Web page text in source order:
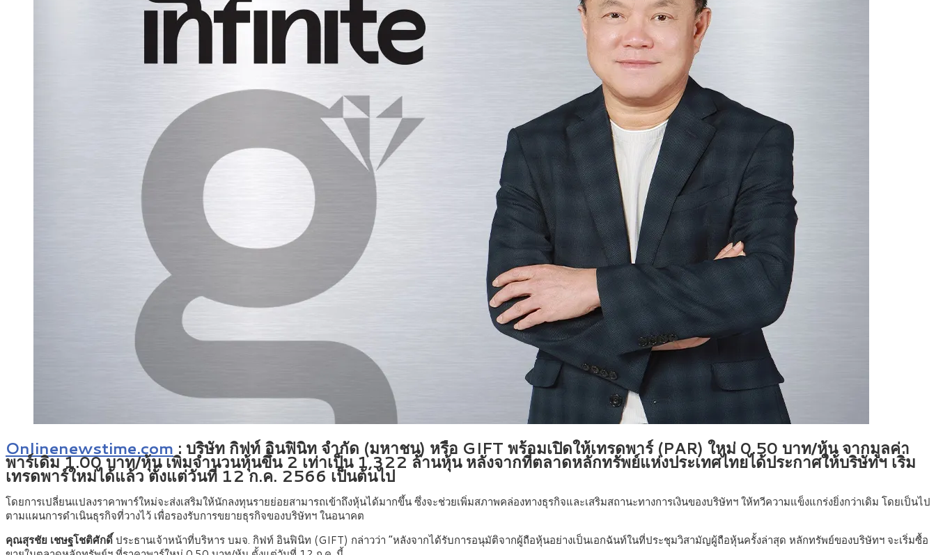
Onlinenewstime.com : บริษัท กิฟท์ อินฟินิท จำกัด (มหาชน) หรือ GIFT พร้อมเปิดให้เทรดพาร์ (PAR) ใหม่ 0.50 บาท/หุ้น จากมูลค่า
พาร์เดิม 1.00 บาท/หุ้น เพิ่มจำนวนหุ้นขึ้น 2 เท่าเป็น 1,322 ล้านหุ้น หลังจากที่ตลาดหลักทรัพย์แห่งประเทศไทยได้ประกาศให้บริษัทฯ เริ่ม
เทรดพาร์ใหม่ได้แล้ว ตั้งแต่วันที่ 12 ก.ค. 2566 เป็นต้นไป
โดยการเปลี่ยนแปลงราคาพาร์ใหม่จะส่งเสริมให้นักลงทุนรายย่อยสามารถเข้าถึงหุ้นได้มากขึ้น ซึ่งจะช่วยเพิ่มสภาพคล่องทางธุรกิจและเสริมสถานะทางการเงินของบริษัทฯ ให้ทวีความแข็งแกร่งยิ่งกว่าเดิม โดยเป็นไป
ตามแผนการดำเนินธุรกิจที่วางไว้ เพื่อรองรับการขยายธุรกิจของบริษัทฯ ในอนาคต
คุณสุรชัย เชษฐโชติศักดิ์ประธานเจ้าหน้าที่บริหาร บมจ. กิฟท์ อินฟินิท (GIFT) กล่าวว่า “หลังจากได้รับการอนุมัติจากผู้ถือหุ้นอย่างเป็นเอกฉันท์ในที่ประชุมวิสามัญผู้ถือหุ้นครั้งล่าสุด หลักทรัพย์ของบริษัทฯ จะเริ่มซื้อ